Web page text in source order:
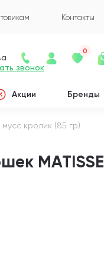
Контакты
звонок
0
Акции Бренды
кролик (85 гр)
MATISSE